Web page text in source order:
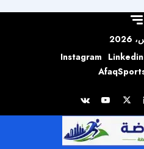
Linkedin
Instagram